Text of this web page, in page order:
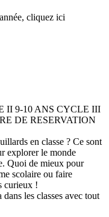
cliquez ici
II 9-10 ANS CYCLE III
DE RESERVATION
en classe ? Ce sont
explorer le monde
Quoi de mieux pour
scolaire ou faire
curieux !
les classes avec tout